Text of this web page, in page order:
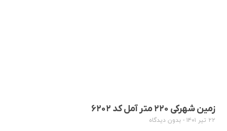
زمین شهرکی ۲۲۰ متر آمل کد ۶۲۰۲
۲۲ تیر ۱۴۰۱ بدون دیدگاه